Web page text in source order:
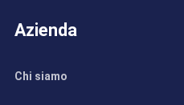
Azienda
Chi siamo